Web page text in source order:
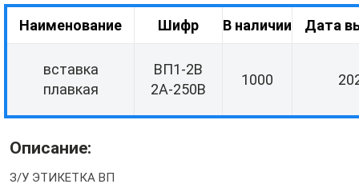
Наименование Шифр В наличии Дата
вставка
плавкая
ВП1-2В
2А-250В
1000
Описание:
З/У ЭТИКЕТКА ВП